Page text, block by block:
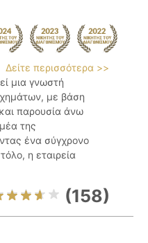
Δείτε περισσότερα >>
μια γνωστή
με βάση
παρουσία άνω
της
ένα σύγχρονο
η εταιρεία
(158)